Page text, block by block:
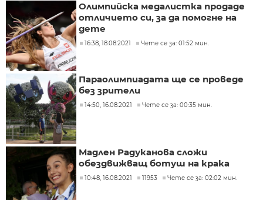
Олимпийска медалистка продаде
отличието си, за да помогне на
дете
16:38, 18.08.2021 Чете се за: 01:52 мин.
Параолимпиадата ще се проведе
без зрители
14:50, 16.08.2021 Чете се за: 00:35 мин.
Мадлен Радуканова сложи
обездвижващ ботуш на крака
10:48, 16.08.2021 11953 Чете се за: 02:02 мин.